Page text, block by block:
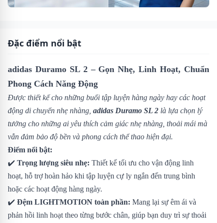
Đặc điểm nổi bật
adidas Duramo SL 2 – Gọn Nhẹ, Linh Hoạt, Chuẩn
Phong Cách Năng Động
Được thiết kế cho những buổi tập luyện hàng ngày hay các hoạt
động di chuyển nhẹ nhàng, adidas Duramo SL 2 là lựa chọn lý
tưởng cho những ai yêu thích cảm giác nhẹ nhàng, thoải mái mà
vẫn đảm bảo độ bền và phong cách thể thao hiện đại.
Điểm nổi bật:
✔️ Trọng lượng siêu nhẹ: Thiết kế tối ưu cho vận động linh
hoạt, hỗ trợ hoàn hảo khi tập luyện cự ly ngắn đến trung bình
hoặc các hoạt động hàng ngày.
✔️ Đệm LIGHTMOTION toàn phần: Mang lại sự êm ái và
phản hồi linh hoạt theo từng bước chân, giúp bạn duy trì sự thoải